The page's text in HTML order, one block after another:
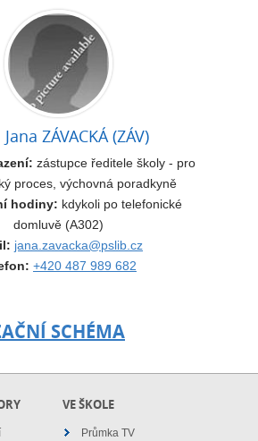
ZÁVACKÁ (ZÁV)
zástupce ředitele školy - pro
proces, výchovná poradkyně
hodiny: kdykoli po telefonické
domluvě (A302)
jana.zavacka@pslib.cz
+420 487 989 682
SCHÉMA
VE ŠKOLE
Průmka TV